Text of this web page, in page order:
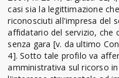
casi sia la legittimazione
riconosciuti all'impresa del
affidatario del servizio,
senza gara [v. da ultimo
4]. Sotto tale profilo va
amministrativa sul ricorso